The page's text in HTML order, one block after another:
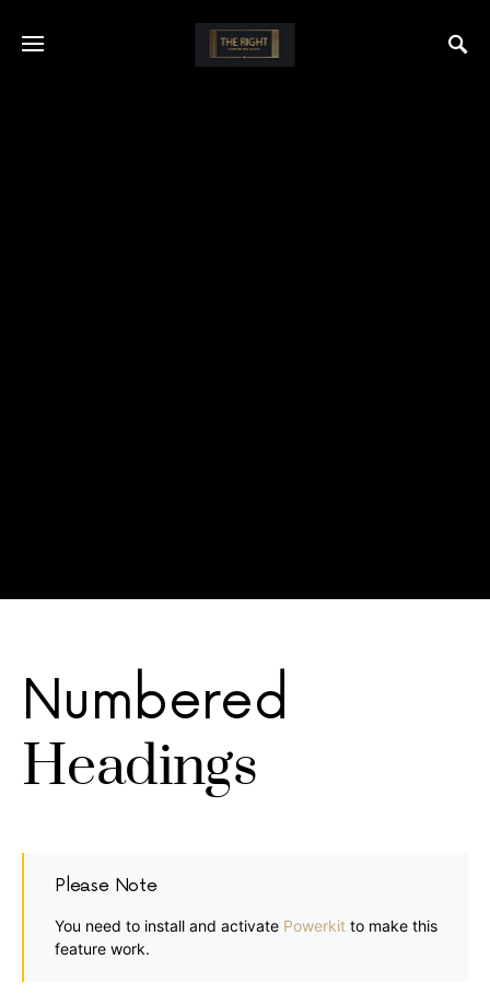
Numbered
Headings
Please Note
You need to install and activate Powerkit to make this
feature work.